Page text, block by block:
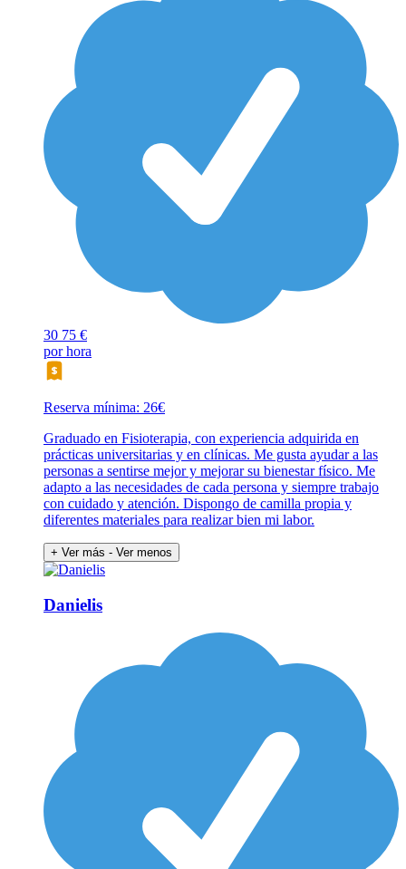
30 75 €
por hora
Reserva mínima: 26€
Graduado en Fisioterapia, con experiencia adquirida en
prácticas universitarias y en clínicas. Me gusta ayudar a las
personas a sentirse mejor y mejorar su bienestar físico. Me
adapto a las necesidades de cada persona y siempre trabajo
con cuidado y atención. Dispongo de camilla propia y
diferentes materiales para realizar bien mi labor.
+ Ver más - Ver menos
Danielis